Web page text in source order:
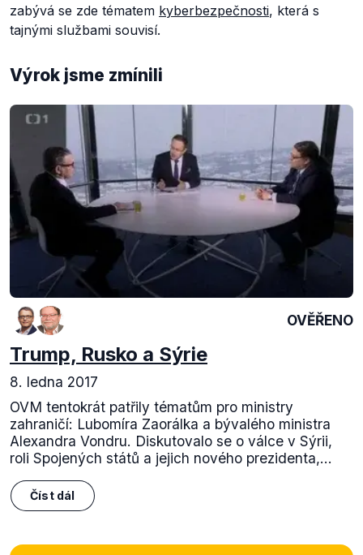
zabývá se zde tématem kyberbezpečnosti, která s
tajnými službami souvisí.
Výrok jsme zmínili
OVĚŘENO
Trump, Rusko a Sýrie
8. ledna 2017
OVM tentokrát patřily tématům pro ministry
zahraničí: Lubomíra Zaorálka a bývalého ministra
Alexandra Vondru. Diskutovalo se o válce v Sýrii,
roli Spojených států a jejich nového prezidenta,...
Číst dál